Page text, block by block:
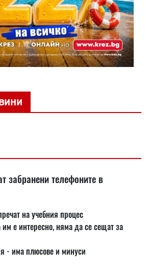
забранени телефоните в
на учебния процес
е интересно, няма да се сещат за
- има плюсове и минуси